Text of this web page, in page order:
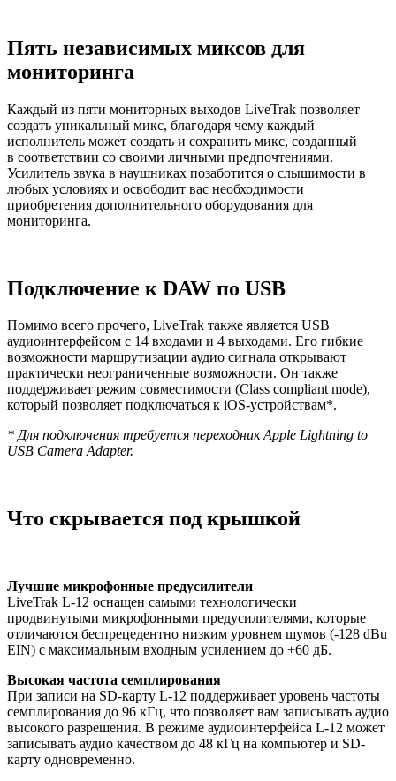
Пять независимых миксов для
мониторинга
Каждый из пяти мониторных выходов LiveTrak позволяет
создать уникальный микс, благодаря чему каждый
исполнитель может создать и сохранить микс, созданный
в соответствии со своими личными предпочтениями.
Усилитель звука в наушниках позаботится о слышимости в
любых условиях и освободит вас необходимости
приобретения дополнительного оборудования для
мониторинга.
Подключение к DAW по USB
Помимо всего прочего, LiveTrak также является USB
аудиоинтерфейсом с 14 входами и 4 выходами. Его гибкие
возможности маршрутизации аудио сигнала открывают
практически неограниченные возможности. Он также
поддерживает режим совместимости (Class compliant mode),
который позволяет подключаться к iOS-устройствам*.
* Для подключения требуется переходник Apple Lightning to
USB Camera Adapter.
Что скрывается под крышкой
Лучшие микрофонные предусилители
LiveTrak L-12 оснащен самыми технологически
продвинутыми микрофонными предусилителями, которые
отличаются беспрецедентно низким уровнем шумов (-128 dBu
EIN) с максимальным входным усилением до +60 дБ.
Высокая частота семплирования
При записи на SD-карту L-12 поддерживает уровень частоты
семплирования до 96 кГц, что позволяет вам записывать аудио
высокого разрешения. В режиме аудиоинтерфейса L-12 может
записывать аудио качеством до 48 кГц на компьютер и SD-
карту одновременно.